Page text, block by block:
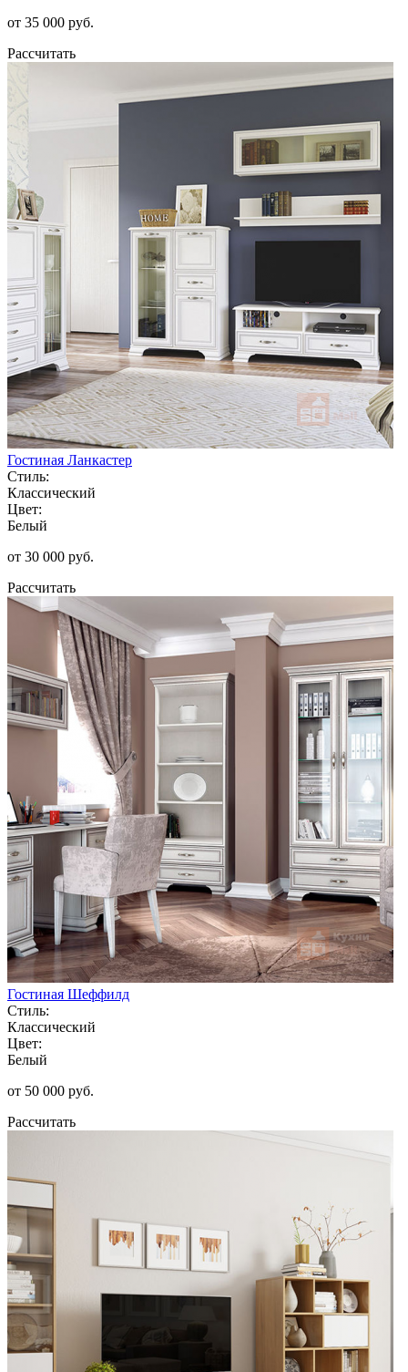
от 35 000 руб.
Рассчитать
Гостиная Ланкастер
Стиль:
Классический
Цвет:
Белый
от 30 000 руб.
Рассчитать
Гостиная Шеффилд
Стиль:
Классический
Цвет:
Белый
от 50 000 руб.
Рассчитать